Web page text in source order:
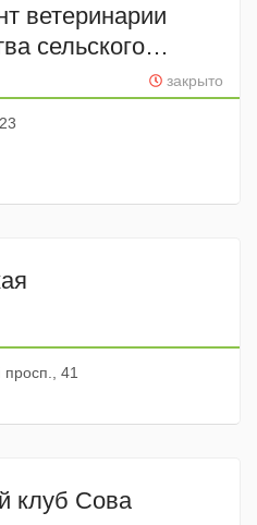
ветеринарии
сельского
потребительского
Коми
закрыто
просп., 41
клуб Сова